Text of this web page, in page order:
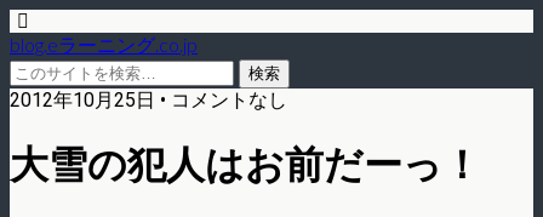
blog.eラーニング.co.jp
2012年10月25日 • コメントなし
大雪の犯人はお前だーっ！